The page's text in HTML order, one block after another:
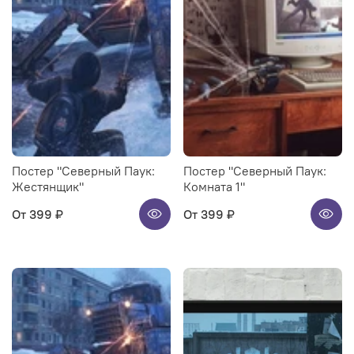
Постер "Северный Паук:
Жестянщик"
От 399 ₽
Постер "Северный Паук:
Комната 1"
От 399 ₽